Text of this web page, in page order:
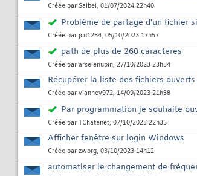
Créée par Salbei, 01/07/2024 22h40
Problème de partage d'un fichier
Créée par jcd1234, 05/10/2023 17h57
path de plus de 260 caracteres
Créée par arselenupin, 27/10/2023 23h34
Récupérer la liste des fichiers
Créée par vianney972, 14/09/2023 21h38
Par programmation je souhaite
Créée par TChatenet, 07/10/2023 22h35
Afficher fenêtre sur login Windows
Créée par zworg, 03/10/2023 14h12
automatiser le changement de